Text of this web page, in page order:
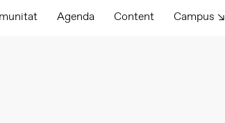
Agenda Content Campus ↘